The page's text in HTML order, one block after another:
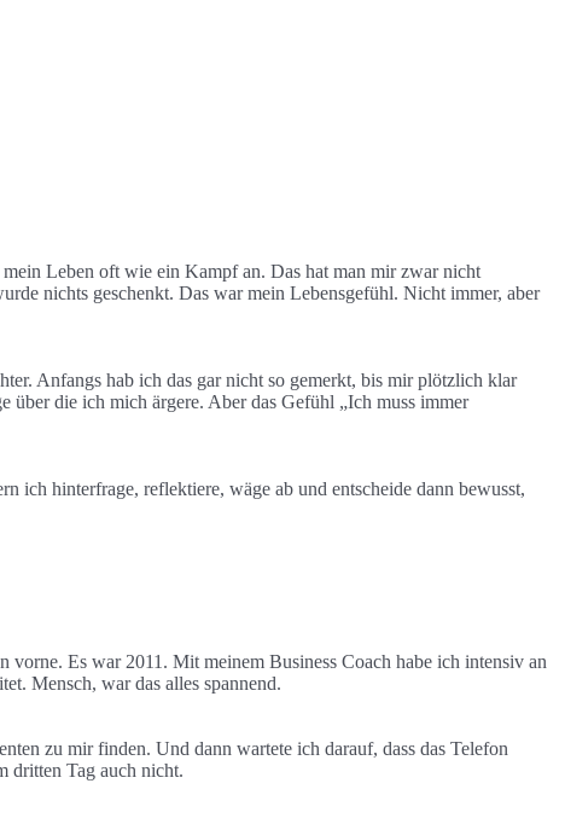
Leben oft wie ein Kampf an. Das hat man mir zwar nicht
nichts geschenkt. Das war mein Lebensgefühl. Nicht immer, aber
Anfangs hab ich das gar nicht so gemerkt, bis mir plötzlich klar
die ich mich ärgere. Aber das Gefühl „Ich muss immer
ich hinterfrage, reflektiere, wäge ab und entscheide dann bewusst,
Es war 2011. Mit meinem Business Coach habe ich intensiv an
Mensch, war das alles spannend.
zu mir finden. Und dann wartete ich darauf, dass das Telefon
dritten Tag auch nicht.